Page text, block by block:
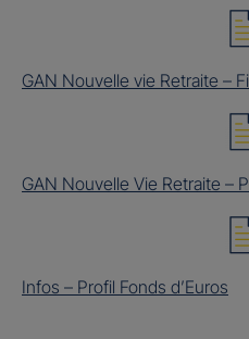
GAN Nouvelle vie Retraite –
GAN Nouvelle Vie Retraite –
Infos – Profil Fonds d’Euros